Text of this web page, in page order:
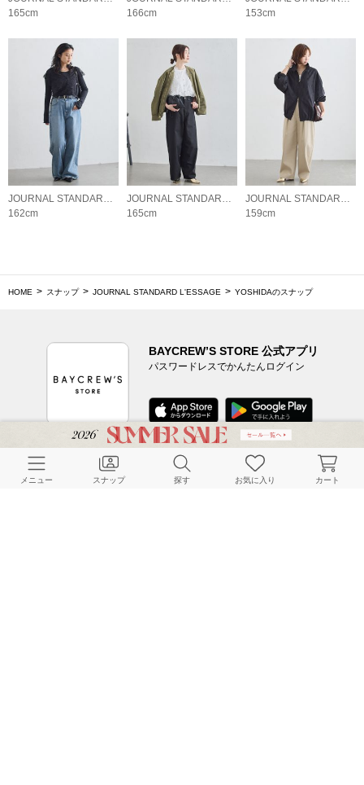
165cm
166cm
153cm
JOURNAL STANDARD L'ESSAGE
162cm
JOURNAL STANDARD L'ESSAGE
165cm
JOURNAL STANDARD L'ESSAGE
159cm
HOME スナップ JOURNAL STANDARD L'ESSAGE YOSHIDAのスナップ
BAYCREW’S STORE 公式アプリ
パスワードレスでかんたんログイン
CUSTOMER SERVICE
メニュー スナップ 探す お気に入り カート